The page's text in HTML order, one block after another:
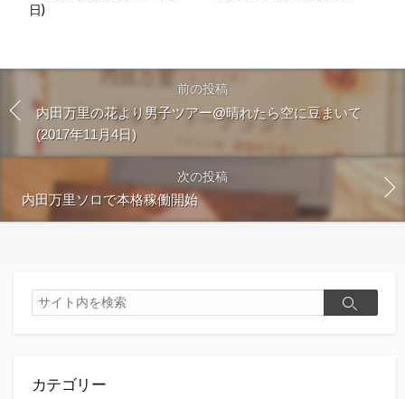
日)
前の投稿
内田万里の花より男子ツアー@晴れたら空に豆まいて
(2017年11月4日)
次の投稿
内田万里ソロで本格稼働開始
検
索
検
カテゴリー